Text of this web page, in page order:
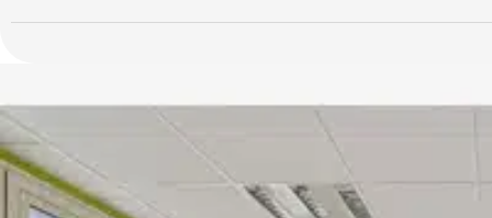
Métro Saint-Philippe du Roule (9) Métro Franklin D. Roosevelt
de Gaulle - Étoile (1,2,6) RER Charles de Gaulle - Étoile (A)
Courcelles (22,43) Bus La Boétie - Champs-Élysées (73) Bus